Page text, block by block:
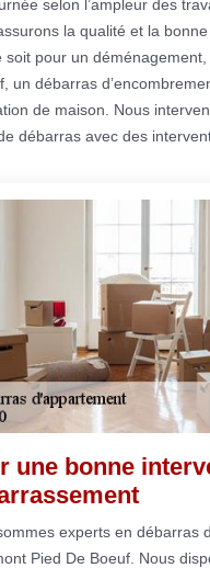
selon l’ampleur des
la qualité et la
soit pour un
un débarras
de maison. Nous
débarras avec des
une bonne
experts en débarras
Pied De Boeuf. Nous